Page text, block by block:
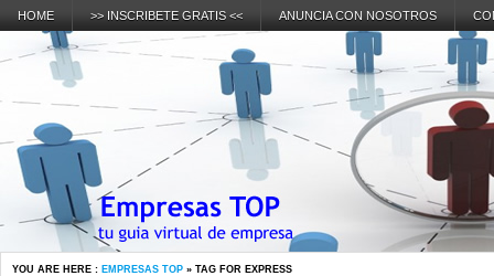
HOME >> INSCRIBETE GRATIS << ANUNCIA CON NOSOTROS
YOU ARE HERE : EMPRESAS TOP » TAG FOR EXPRESS